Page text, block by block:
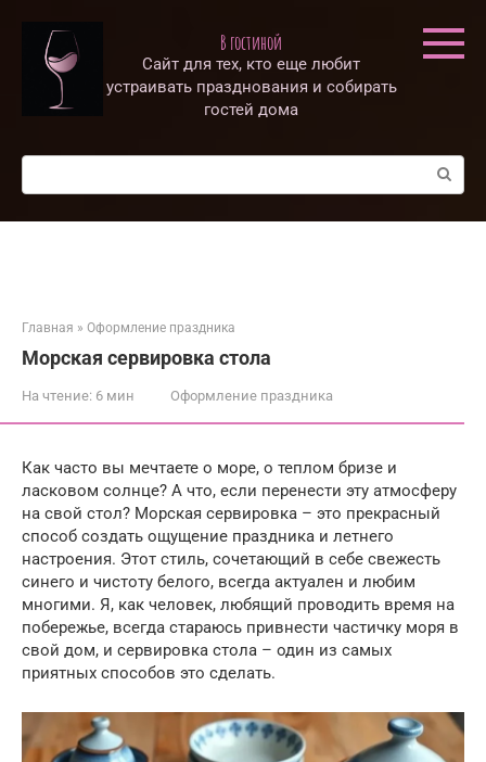
контенту
В гостиной
Сайт для тех, кто еще любит
устраивать празднования и собирать
гостей дома
Поиск:
Главная » Оформление праздника
Морская сервировка стола
На чтение: 6 мин Оформление праздника
Как часто вы мечтаете о море, о теплом бризе и
ласковом солнце? А что, если перенести эту атмосферу
на свой стол? Морская сервировка – это прекрасный
способ создать ощущение праздника и летнего
настроения. Этот стиль, сочетающий в себе свежесть
синего и чистоту белого, всегда актуален и любим
многими. Я, как человек, любящий проводить время на
побережье, всегда стараюсь привнести частичку моря в
свой дом, и сервировка стола – один из самых
приятных способов это сделать.